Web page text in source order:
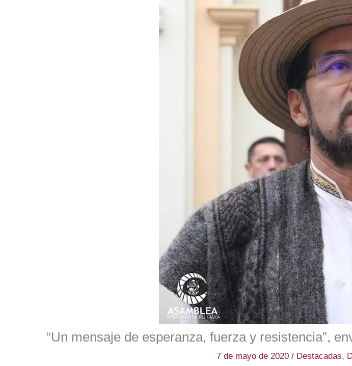
“Un mensaje de esperanza, fuerza y resistencia”,
7 de mayo de 2020 / Destacadas,